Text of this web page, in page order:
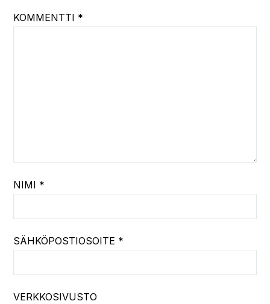
KOMMENTTI *
NIMI *
SÄHKÖPOSTIOSOITE *
VERKKOSIVUSTO